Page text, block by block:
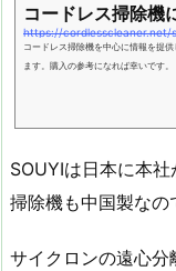
コードレス掃除機
https://cordlesscleaner.net/
コードレス掃除機を中心に情報を提
ます。購入の参考になれば幸いです。
SOUYIは日本に本
掃除機も中国製なの
サイクロンの遠心分